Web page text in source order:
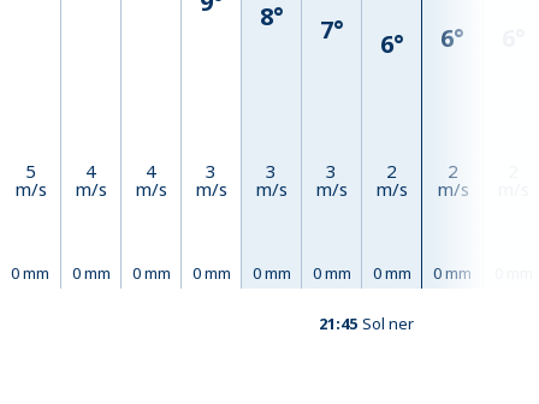
5
m/s
0 mm
4
m/s
0 mm
4
m/s
0 mm
3
m/s
0 mm
8°
3
m/s
0 mm
7°
3
m/s
0 mm
6°
2
m/s
0 mm
6°
2
m/s
0 mm
21:45 Sol ner